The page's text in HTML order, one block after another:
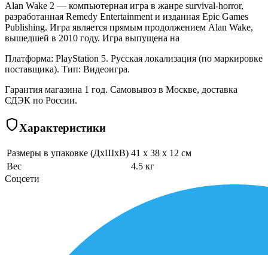
Alan Wake 2 — компьютерная игра в жанре survival-horror,
разработанная Remedy Entertainment и изданная Epic Games
Publishing. Игра является прямым продолжением Alan Wake,
вышедшей в 2010 году. Игра выпущена на
Платформа: PlayStation 5. Русская локализация (по маркировке
поставщика). Тип: Видеоигра.
Гарантия магазина 1 год. Самовывоз в Москве, доставка
СДЭК по России.
Характеристики
Размеры в упаковке (ДхШхВ) 41 x 38 x 12 см
Вес
4.5 кг
Соцсети